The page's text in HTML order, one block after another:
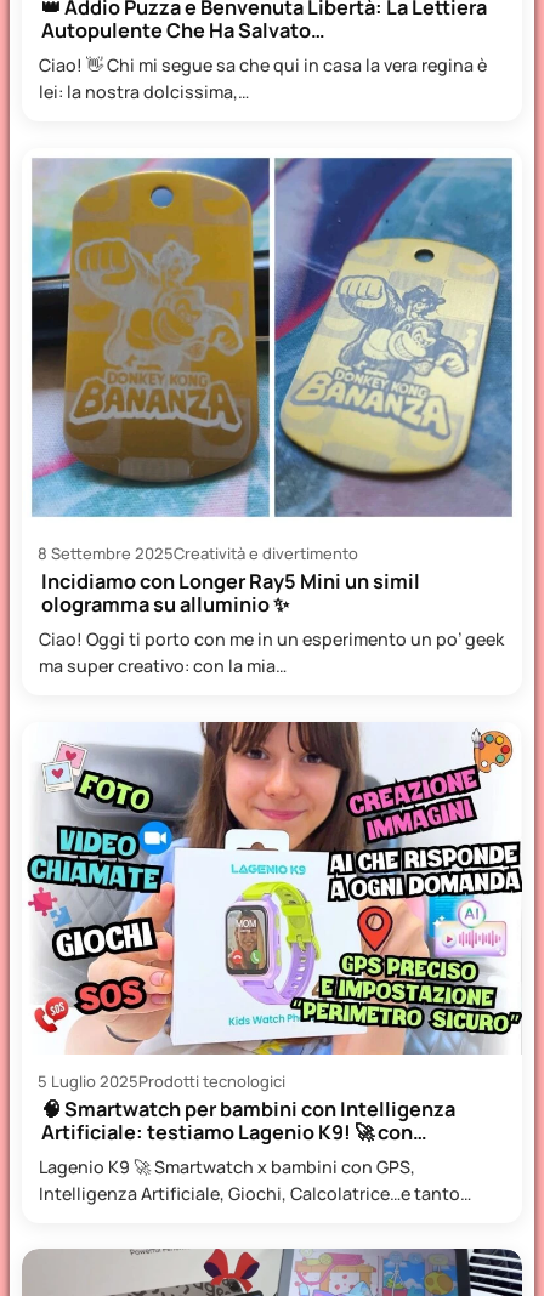
👑 Addio Puzza e Benvenuta Libertà: La Lettiera
Autopulente Che Ha Salvato…
Ciao! 👋 Chi mi segue sa che qui in casa la vera regina è
lei: la nostra dolcissima,…
8 Settembre 2025Creatività e divertimento
Incidiamo con Longer Ray5 Mini un simil
ologramma su alluminio ✨
Ciao! Oggi ti porto con me in un esperimento un po’ geek
ma super creativo: con la mia…
5 Luglio 2025Prodotti tecnologici
🧠 Smartwatch per bambini con Intelligenza
Artificiale: testiamo Lagenio K9! 🚀 con…
Lagenio K9 🚀 Smartwatch x bambini con GPS,
Intelligenza Artificiale, Giochi, Calcolatrice…e tanto